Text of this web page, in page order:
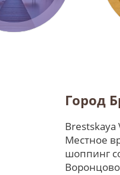
Город
Brestskaya
Местное
шоппинг